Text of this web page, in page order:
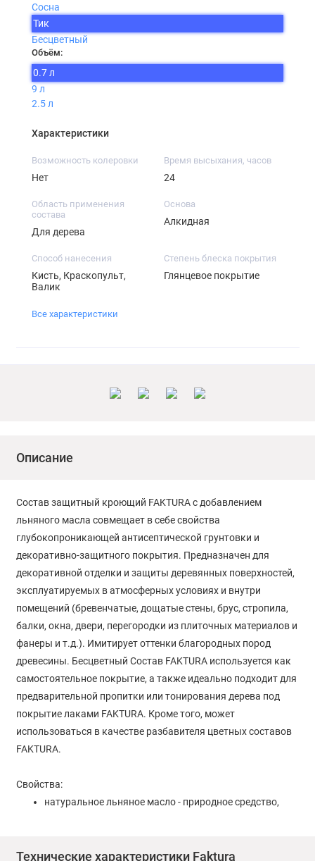
Сосна
Тик
Бесцветный
Объём:
0.7 л
9 л
2.5 л
Характеристики
Возможность колеровки
Нет
Время высыхания, часов
24
Область применения
состава
Для дерева
Основа
Алкидная
Способ нанесения
Кисть, Краскопульт,
Валик
Степень блеска покрытия
Глянцевое покрытие
Все характеристики
Описание
Состав защитный кроющий FAKTURA с добавлением
льняного масла совмещает в себе свойства
глубокопроникающей антисептической грунтовки и
декоративно-защитного покрытия. Предназначен для
декоративной отделки и защиты деревянных поверхностей,
эксплуатируемых в атмосферных условиях и внутри
помещений (бревенчатые, дощатые стены, брус, стропила,
балки, окна, двери, перегородки из плиточных материалов и
фанеры и т.д.). Имитирует оттенки благородных пород
древесины. Бесцветный Состав FAKTURA используется как
самостоятельное покрытие, а также идеально подходит для
предварительной пропитки или тонирования дерева под
покрытие лаками FAKTURA. Кроме того, может
использоваться в качестве разбавителя цветных составов
FAKTURA.
Свойства:
натуральное льняное масло - природное средство,
закрывает даже самые мелкие поры;
Технические характеристики Faktura